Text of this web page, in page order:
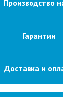
Производство
Гарантии
Доставка и